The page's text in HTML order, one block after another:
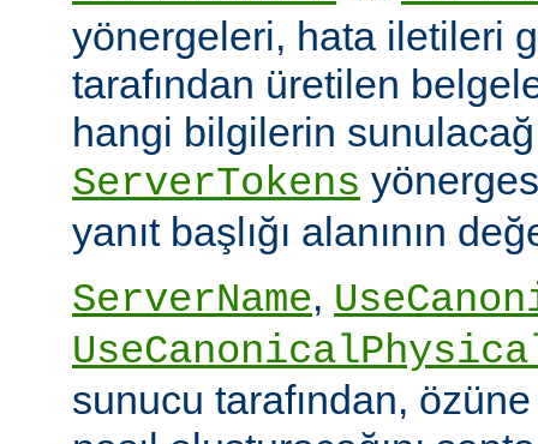
yönergeleri, hata iletileri
tarafından üretilen
hangi bilgilerin
ServerTokens
yanıt başlığı alanının
ServerName,
sunucu tarafından,